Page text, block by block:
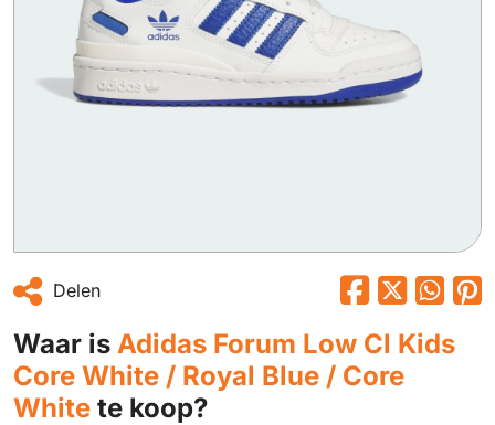
Delen
Waar is Adidas Forum Low Cl Kids
Core White / Royal Blue / Core
White te koop?